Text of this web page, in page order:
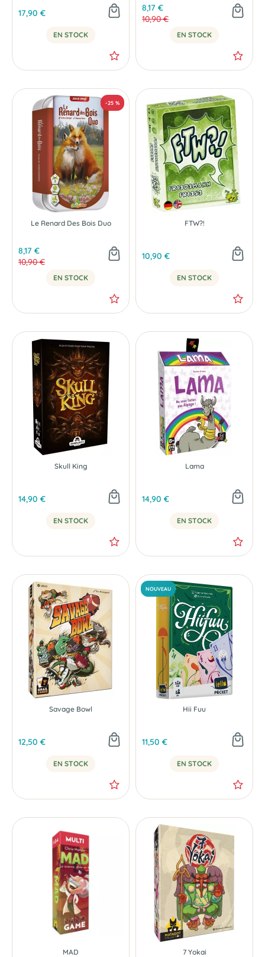
NOUVEAU
17,90 €
EN STOCK
8,17 €
10,90 €
EN STOCK
Le Renard Des Bois Duo
8,17 €
10,90 €
EN STOCK
FTW?!
10,90 €
EN STOCK
Skull King
14,90 €
EN STOCK
Lama
14,90 €
EN STOCK
Savage Bowl
12,50 €
EN STOCK
Hii Fuu
11,50 €
EN STOCK
MAD 7 Yokai